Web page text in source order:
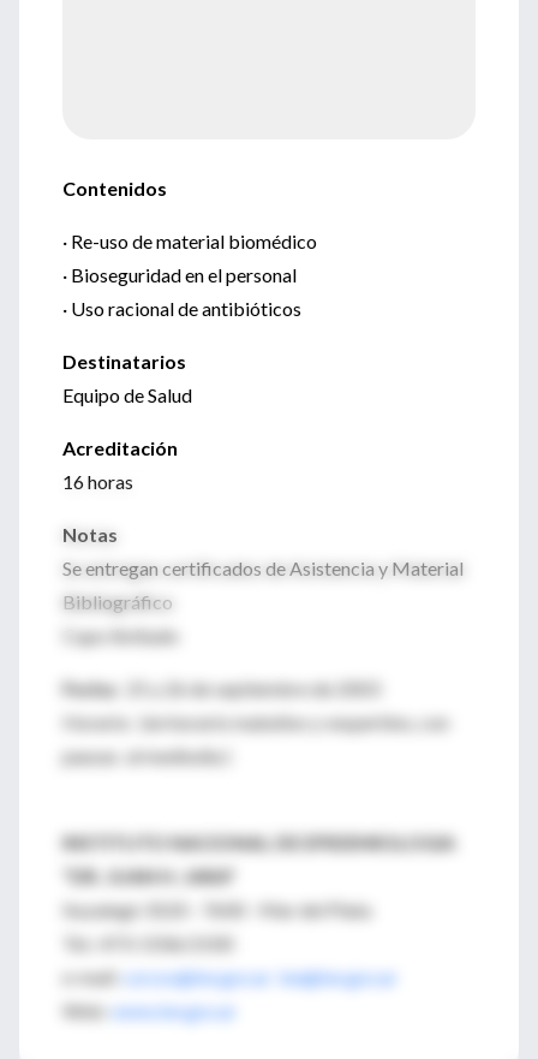
Contenidos
· Re-uso de material biomédico
· Bioseguridad en el personal
· Uso racional de antibióticos
Destinatarios
Equipo de Salud
Acreditación
16 horas
Notas
Se entregan certificados de Asistencia y Material
Bibliográfico
Cupo limitado
Fecha:
25 y 26 de septiembre de 2003
Horario: (en horario matutino y vespertino, con
pausas al mediodía )
INSTITUTO NACIONAL DE EPIDEMIOLOGIA
"DR. JUAN H. JARA"
Ituzaingó 3520 - 7600 - Mar del Plata
Tel.: 473-1506/2100
e-mail:
cursos@ine.gov.ar
ine@ine.gov.ar
Web:
www.ine.gov.ar